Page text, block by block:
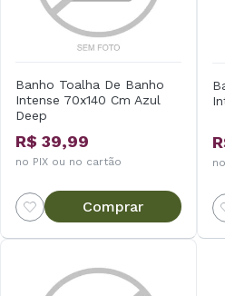
Banho Toalha De Banho
Intense 70x140 Cm Azul
Deep
R$ 39,99
no PIX ou no cartão
Comprar